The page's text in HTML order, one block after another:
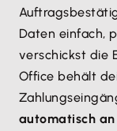
Daten einfach,
verschickst die
Office behält
automatisch